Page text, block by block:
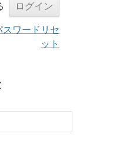
スワードリセ
ット